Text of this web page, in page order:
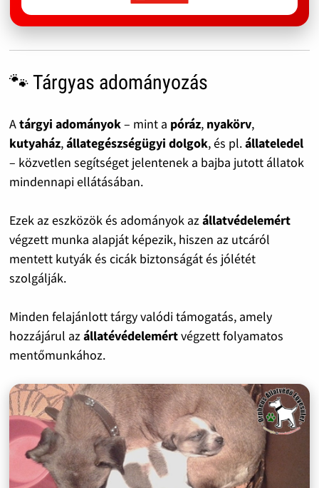
🐾 Tárgyas adományozás
Atárgyi adományok– mint a póráz, nyakörv,
kutyaház,állategészségügyi dolgok, és pl.állateledel
– közvetlen segítséget jelentenek a bajba jutott állatok
mindennapi ellátásában.
Ezek az eszközök és adományok az állatvédelemért
végzett munka alapját képezik, hiszen az utcáról
mentett kutyák és cicák biztonságát és jólétét
szolgálják.
Minden felajánlott tárgy valódi támogatás, amely
hozzájárul az állatévédelemértvégzett folyamatos
mentőmunkához.